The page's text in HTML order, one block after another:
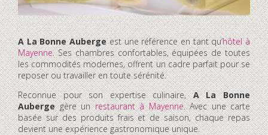
A La Bonne Aubergeest une référence en tant qu’hôtel à
Mayenne. Ses chambres confortables, équipées de toutes
les commodités modernes, offrent un cadre parfait pour se
reposer ou travailler en toute sérénité.
Reconnue pour son expertise culinaire,A La Bonne
Aubergegère unrestaurant à Mayenne. Avec une carte
basée sur des produits frais et de saison, chaque repas
devient une expérience gastronomique unique.